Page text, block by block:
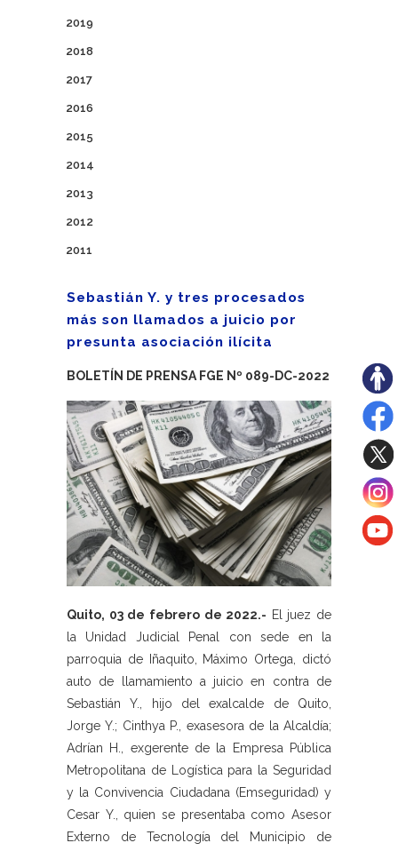
2019
2018
2017
2016
2015
2014
2013
2012
2011
Sebastián Y. y tres procesados
más son llamados a juicio por
presunta asociación ilícita
BOLETÍN DE PRENSA FGE Nº 089-DC-2022
Quito, 03 de febrero de 2022.- El juez de
la Unidad Judicial Penal con sede en la
parroquia de Iñaquito, Máximo Ortega, dictó
auto de llamamiento a juicio en contra de
Sebastián Y., hijo del exalcalde de Quito,
Jorge Y.; Cinthya P., exasesora de la Alcaldía;
Adrían H., exgerente de la Empresa Pública
Metropolitana de Logística para la Seguridad
y la Convivencia Ciudadana (Emseguridad) y
Cesar Y., quien se presentaba como Asesor
Externo de Tecnología del Municipio de